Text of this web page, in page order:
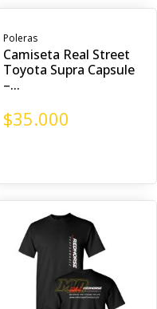
Poleras
Camiseta Real Street
Toyota Supra Capsule
–...
$35.000